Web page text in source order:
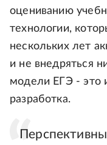
оцениванию
технологии,
нескольких лет
и не внедряться
модели ЕГЭ - это
разработка.